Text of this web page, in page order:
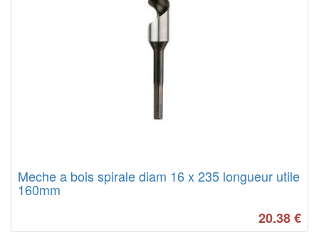
Meche a bois spirale diam 16 x 235 longueur utile
160mm
20.38€